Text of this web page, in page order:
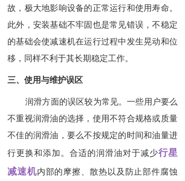
故，极大地影响设备的正常运行和使用寿命。
此外，安装基础不牢固也是常见错误，不稳定
的基础会使减速机在运行过程中发生晃动和位
移，同样不利于其长期稳定工作。
三、使用与维护误区
润滑方面的误区较为常见。一些用户要么
不重视润滑油的选择，使用不符合规格或质量
不佳的润滑油，要么不按规定的时间和油量进
行更换和添加。合适的润滑油对于减少行星
减速机内部的摩擦、散热以及防止部件腐蚀